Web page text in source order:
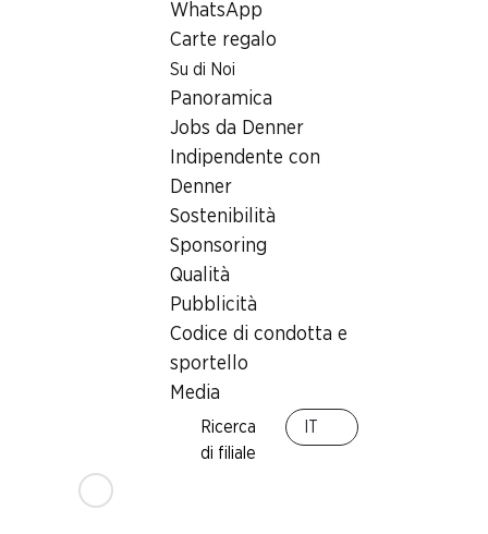
WhatsApp
Carte regalo
Su di Noi
Panoramica
Jobs da Denner
Indipendente con
Denner
Sostenibilità
Sponsoring
Qualità
Pubblicità
Codice di condotta e
sportello
Media
Ricerca
di filiale
Il fumo uccide – smetti subito
1030773
Con la newsletter di Denner si rimane sempre aggiornati. Si
accedere adesso